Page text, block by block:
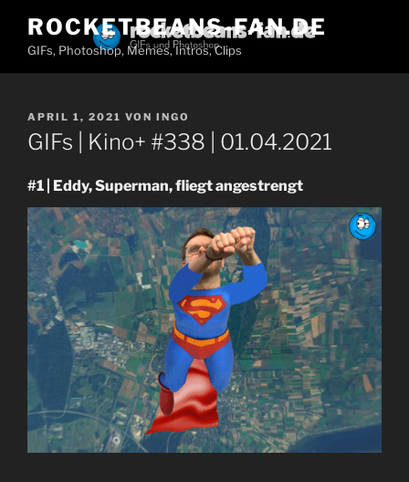
Inhalt
springen
ROCKETBEANS-FAN.DE
GIFs, Photoshop, Memes, Intros, Clips
VERÖFFENTLICHT
AM
APRIL 1, 2021 VON INGO
GIFs | Kino+ #338 | 01.04.2021
#1 | Eddy, Superman, fliegt angestrengt